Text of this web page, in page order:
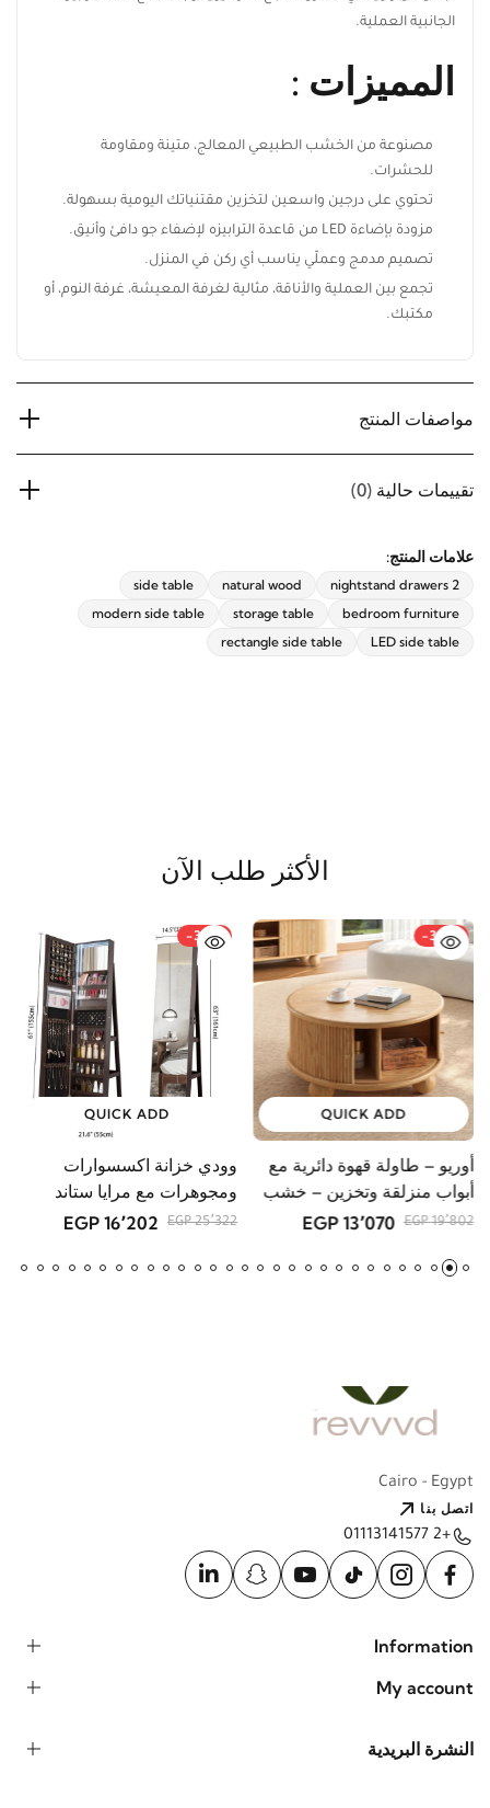
اشترك ليصلك أحدث تصميمات الأثاث، أفكار
الديكور المنزلي، العروض الحصرية، وآخر أخبار
ريڤيد.
اشترك الآن
الجانبية العملية.
المميزات :
مصنوعة من الخشب الطبيعي المعالج، متينة ومقاومة
للحشرات.
تحتوي على درجين واسعين لتخزين مقتنياتك اليومية بسهولة.
مزودة بإضاءة LED من قاعدة الترابيزه لإضفاء جو دافئ وأنيق.
تصميم مدمج وعملّي يناسب أي ركن في المنزل.
تجمع بين العملية والأناقة، مثالية لغرفة المعيشة، غرفة النوم، أو
مكتبك.
مواصفات المنتج
تقييمات حالية (0)
علامات المنتج:
nightstand drawers 2
natural wood
side table
bedroom furniture
storage table
modern side table
LED side table
rectangle side table
الأكثر طلب الآن
-34%
QUICK ADD
أوريو – طاولة قهوة دائرية مع
أبواب منزلقة وتخزين – خشب
طبيعي
19٬802 EGP 13٬070 EGP
-36%
QUICK ADD
وودي خزانة اكسسوارات
ومجوهرات مع مرايا ستاند
25٬322 EGP 16٬202 EGP
Cairo - Egypt
اتصل بنا
+2 01113141577
Information
My account
النشرة البريدية